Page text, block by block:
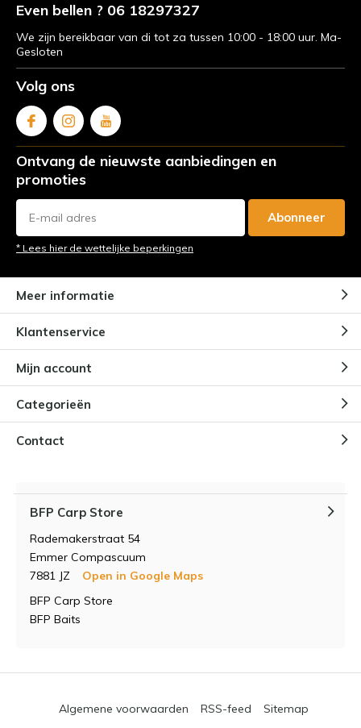
Even bellen ? 06 18297327
We zijn bereikbaar van di tot za tussen 10:00 - 18:00 uur. Ma-
Gesloten
Volg ons
Ontvang de nieuwste aanbiedingen en
promoties
Abonneer
* Lees hier de wettelijke beperkingen
Meer informatie
Klantenservice
Mijn account
Categorieën
Contact
BFP Carp Store
Rademakerstraat 54
Emmer Compascuum
7881 JZ
Open in Google Maps
BFP Carp Store
BFP Baits
Algemene voorwaarden RSS-feed Sitemap